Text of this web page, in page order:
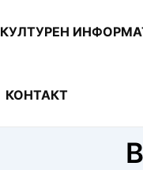
КУЛТУРЕН
КОНТАКТ